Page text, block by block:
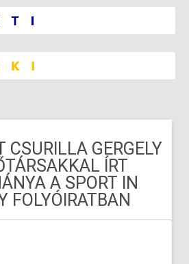
CSURILLA GERGELY
ÍRT
A SPORT IN
FOLYÓIRATBAN